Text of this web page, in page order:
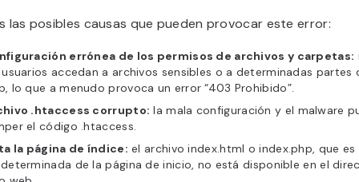
las posibles causas que pueden provocar este error:
errónea de los permisos de archivos y carpetas:
accedan a archivos sensibles o a determinadas partes
lo que a menudo provoca un error “403 Prohibido”.
.htaccess corrupto: la mala configuración y el malware
el código .htaccess.
la página de índice: el archivo index.html o index.php, que
de la página de inicio, no está disponible en el